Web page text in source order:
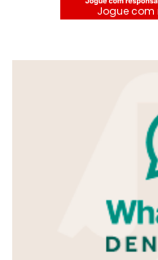
Jogue com